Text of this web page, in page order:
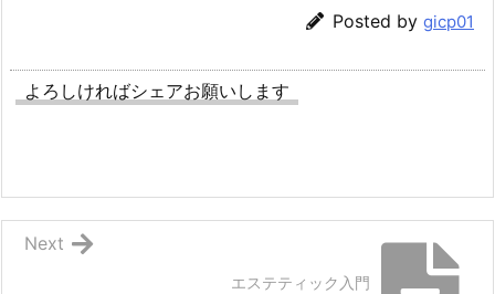
Posted by gicp01
よろしければシェアお願いします
エステティック入門
Next